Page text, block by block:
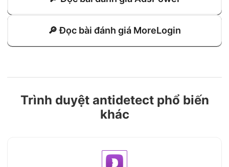
🔎 Đọc bài đánh giá MoreLogin
Trình duyệt antidetect phổ biến
khác